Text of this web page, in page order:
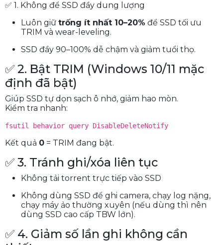
✅ 1. Không để SSD đầy dung lượng
Luôn giữ trống ít nhất 10–20% để SSD tối ưu
TRIM và wear-leveling.
SSD đầy 90–100% dễ chậm và giảm tuổi thọ.
✅ 2. Bật TRIM (Windows 10/11 mặc
định đã bật)
Giúp SSD tự dọn sạch ô nhớ, giảm hao mòn.
Kiểm tra nhanh:
fsutil behavior query DisableDeleteNotify
Kết quả 0 = TRIM đang bật.
✅ 3. Tránh ghi/xóa liên tục
Không tải torrent trực tiếp vào SSD
Không dùng SSD để ghi camera, chạy log nặng,
chạy máy ảo thường xuyên (nếu dùng thì nên
dùng SSD cao cấp TBW lớn).
✅ 4. Giảm số lần ghi không cần